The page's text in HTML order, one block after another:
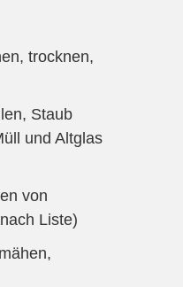
trocknen,
Staub
und Altglas
von
Liste)